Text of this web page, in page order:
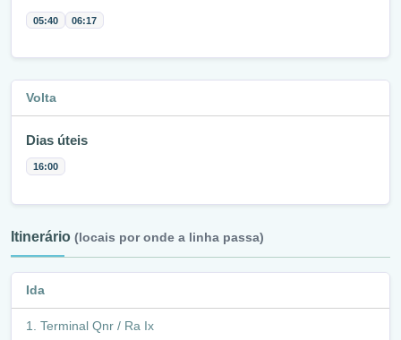
05:40 06:17
Volta
Dias úteis
16:00
Itinerário (locais por onde a linha passa)
Ida
Terminal Qnr / Ra Ix